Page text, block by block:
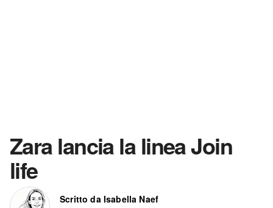
Zara lancia la linea Join
life
Scritto da Isabella Naef